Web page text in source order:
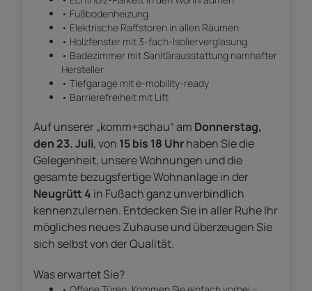
• Fußbodenheizung
• Elektrische Raffstoren in allen Räumen
• Holzfenster mit 3-fach-Isolierverglasung
• Badezimmer mit Sanitärausstattung namhafter
Hersteller
• Tiefgarage mit e-mobility-ready
• Barrierefreiheit mit Lift
Auf unserer „komm+schau“ am Donnerstag,
den 23. Juli, von 15 bis 18 Uhrhaben Sie die
Gelegenheit, unsere Wohnungen und die
gesamte bezugsfertige Wohnanlage in der
Neugrütt 4 in Fußach ganz unverbindlich
kennenzulernen. Entdecken Sie in aller Ruhe Ihr
mögliches neues Zuhause und überzeugen Sie
sich selbst von der Qualität.
Was erwartet Sie?